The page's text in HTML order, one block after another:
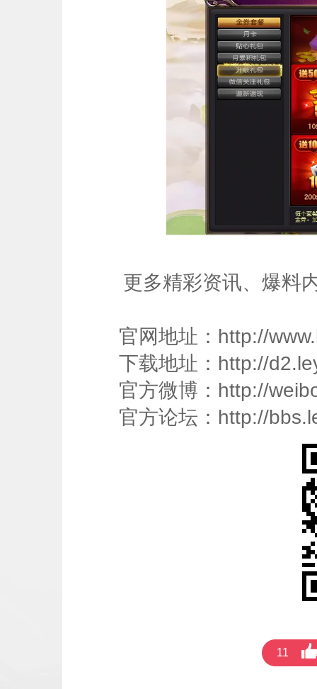
更多精彩资讯、爆料
官网地址：http://
下载地址：http://
官方微博：http://
官方论坛 ：http://
11